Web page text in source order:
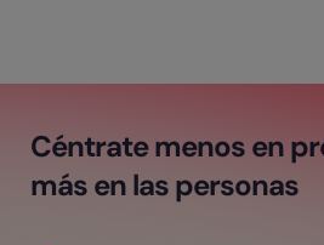
Céntrate menos en
más en las personas